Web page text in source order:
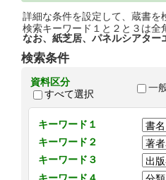
詳細な条件を設定して、蔵書を
検索キーワード１と２と３は
なお、紙芝居、パネルシアタ
検索条件
資料区分
すべて選択
一
キーワード１
キーワード２
キーワード３